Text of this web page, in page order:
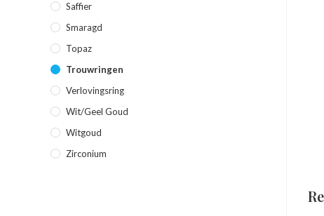
Saffier
Smaragd
Topaz
Trouwringen
Verlovingsring
Wit/geel Goud
Witgoud
Zirconium